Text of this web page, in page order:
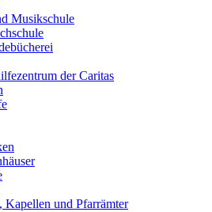
Musikschule
der Caritas
Kapellen und Pfarrämter